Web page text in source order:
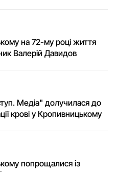
на 72-му році життя
Валерій Давидов
Медіа" долучилася до
крові у Кропивницькому
попрощалися із